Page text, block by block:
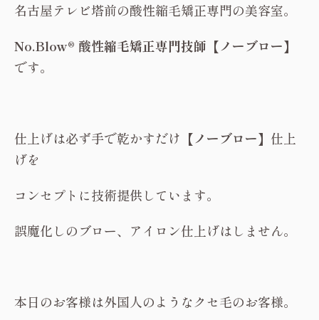
名古屋テレビ塔前の酸性縮毛矯正専門の美容室。
No.Blow® 酸性縮毛矯正専門技師【ノーブロー】
です。
仕上げは必ず手で乾かすだけ 【ノーブロー】 仕上
げを
コンセプトに技術提供しています。
誤魔化しのブロー、アイロン仕上げはしません。
本日のお客様は外国人のようなクセ毛のお客様。